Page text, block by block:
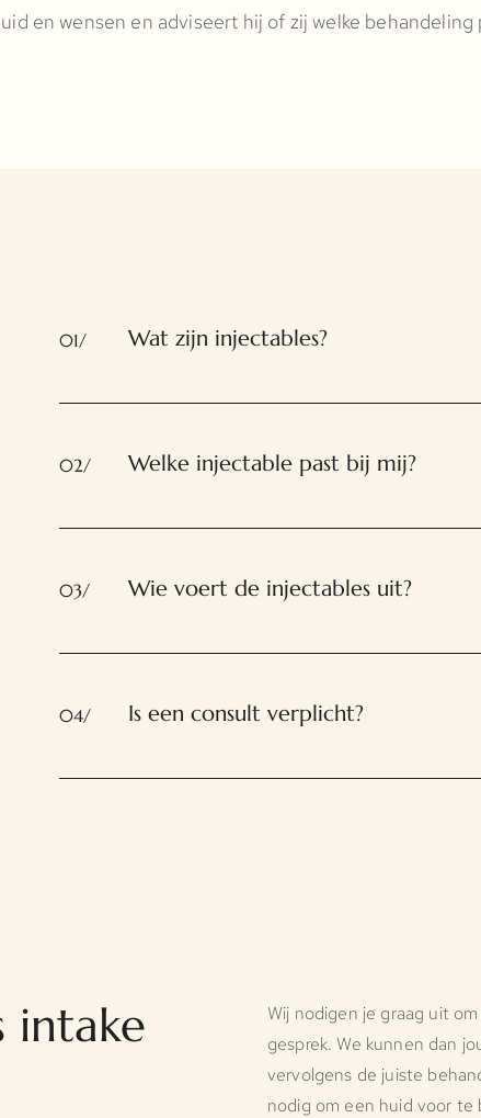
en wensen en adviseert hij of zij welke behandeling
01/ Wat zijn injectables?
02/ Welke injectable past bij mij?
03/ Wie voert de injectables uit?
04/ Is een consult verplicht?
intake
Wij nodigen je graag uit
gesprek. We kunnen dan
vervolgens de juiste
nodig om een huid voor